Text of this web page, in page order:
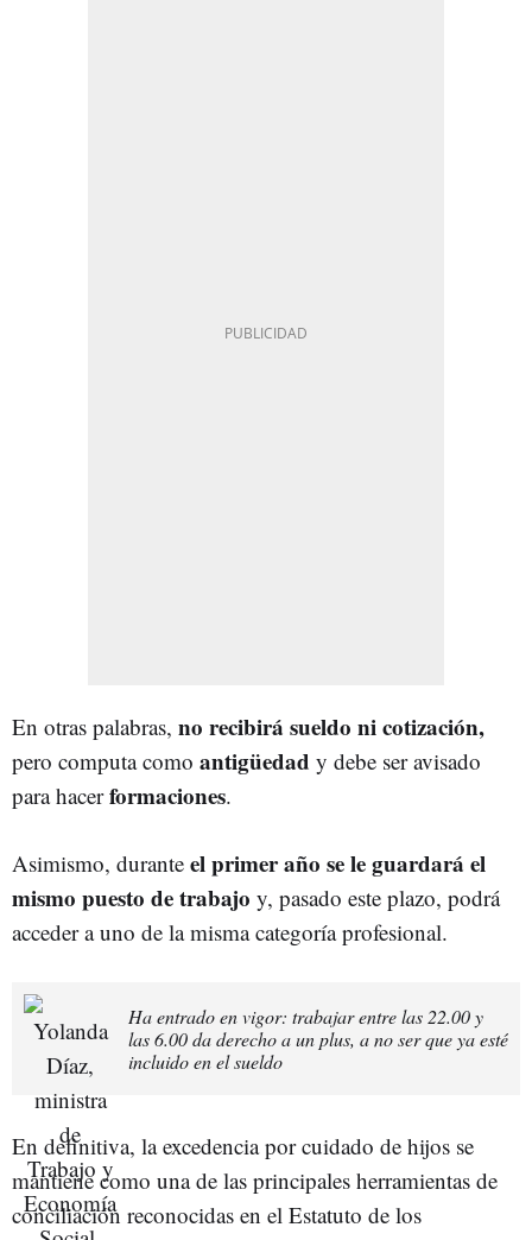
En otras palabras, no recibirá sueldo ni cotización,
pero computa como antigüedad y debe ser avisado
para hacerformaciones.
Asimismo, durante el primer año se le guardará el
mismo puesto de trabajo y, pasado este plazo, podrá
acceder a uno de la misma categoría profesional.
Ha entrado en vigor: trabajar entre las 22.00 y
las 6.00 da derecho a un plus, a no ser que ya esté
incluido en el sueldo
En definitiva, la excedencia por cuidado de hijos se
mantiene como una de las principales herramientas de
conciliación reconocidas en el Estatuto de los